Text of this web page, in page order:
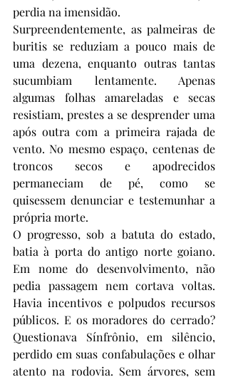
perdia na imensidão.
Surpreendentemente, as palmeiras de
buritis se reduziam a pouco mais de
uma dezena, enquanto outras tantas
sucumbiam lentamente. Apenas
algumas folhas amareladas e secas
resistiam, prestes a se desprender uma
após outra com a primeira rajada de
vento. No mesmo espaço, centenas de
troncos secos e apodrecidos
permaneciam de pé, como se
quisessem denunciar e testemunhar a
própria morte.
O progresso, sob a batuta do estado,
batia à porta do antigo norte goiano.
Em nome do desenvolvimento, não
pedia passagem nem cortava voltas.
Havia incentivos e polpudos recursos
públicos. E os moradores do cerrado?
Questionava Sínfrônio, em silêncio,
perdido em suas confabulações e olhar
atento na rodovia. Sem árvores, sem